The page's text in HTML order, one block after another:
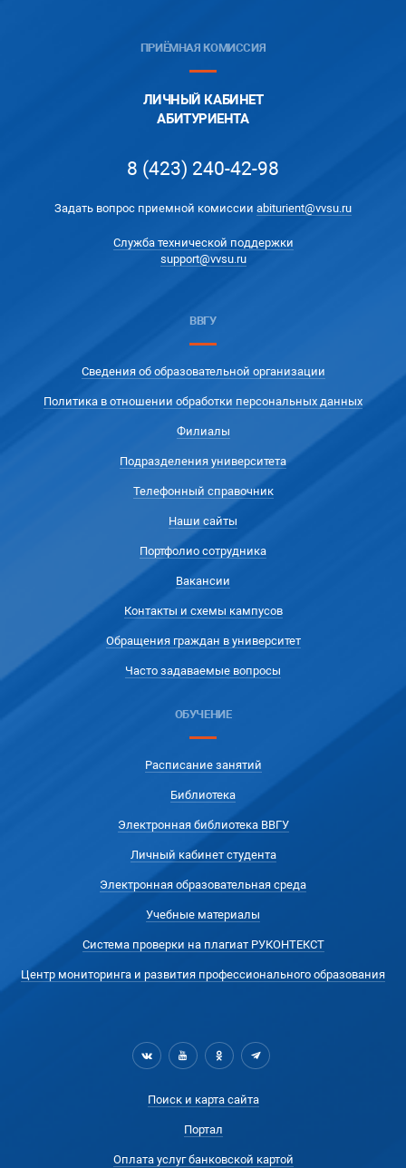
ПРИЁМНАЯ КОМИССИЯ
ЛИЧНЫЙ КАБИНЕТ
АБИТУРИЕНТА
8 (423) 240-42-98
Задать вопрос приемной комиссии abiturient@vvsu.ru
Служба технической поддержки
support@vvsu.ru
ВВГУ
Сведения об образовательной организации
Политика в отношении обработки персональных данных
Филиалы
Подразделения университета
Телефонный справочник
Наши сайты
Портфолио сотрудника
Вакансии
Контакты и схемы кампусов
Обращения граждан в университет
Часто задаваемые вопросы
ОБУЧЕНИЕ
Расписание занятий
Библиотека
Электронная библиотека ВВГУ
Личный кабинет студента
Электронная образовательная среда
Учебные материалы
Система проверки на плагиат РУКОНТЕКСТ
Центр мониторинга и развития профессионального образования
Поиск и карта сайта
Портал
Оплата услуг банковской картой